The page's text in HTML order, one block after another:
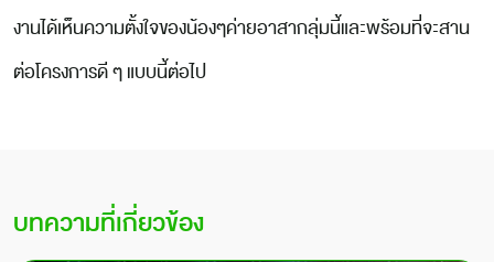
งานได้เห็นความตั้งใจของน้องๆค่ายอาสากลุ่มนี้และพร้อมที่จะสาน
ต่อโครงการดี ๆ แบบนี้ต่อไป
บทความที่เกี่ยวข้อง